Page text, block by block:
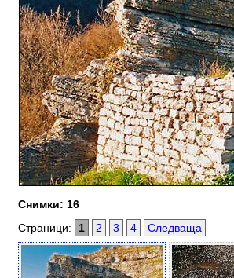
Снимки: 16
Страници:
1 2 3 4 Следваща